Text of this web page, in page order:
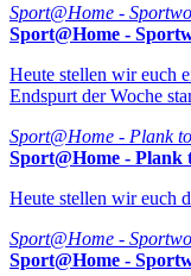
Sport@Home -
Sport@Home -
Heute stellen wir euch
Endspurt der Woche
Sport@Home - Plank
Sport@Home - Plank
Heute stellen wir euch
Sport@Home -
Sport@Home -